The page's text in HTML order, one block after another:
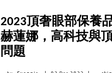
2023頂奢眼部保養
赫蓮娜，高科技與
問題